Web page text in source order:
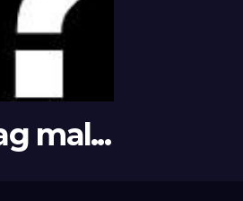
mal...